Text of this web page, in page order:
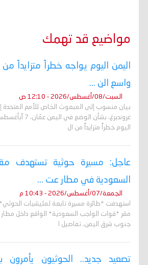
مواضيع قد تهمك
اليمن اليوم يواجه خطراً متزايداً
واسع الن ...
السبت/08/أغسطس/2026 - 12:10 ص
بيان منسوب إلى المبعوث الخاص للأمم المتحدة
اليوم خطراً متزايداً من ال
عاجل: مسيرة حوثية تستهدف
السعودية في مطار عت ...
الجمعة/07/أغسطس/2026 - 10:43 م
استهدفت *طائرة مسيرة تابعة لمليشيات
مقر *قوات الواجب السعودية* الواقع داخل
جنوب شرق اليمن. تفاصيل ا
تصعيد جديد.. الحوثيون يأمرون